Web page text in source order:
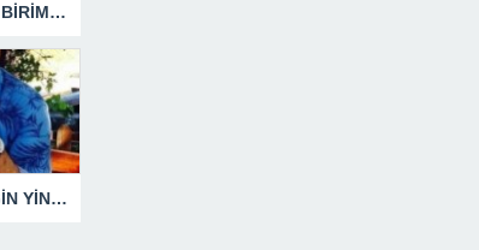
ACİL MÜDAHALE BİRİMİ HİZMETİNİ SÜRDÜRÜYOR
YİNE ADALI ZENGİN YİNE BEN DEDİ